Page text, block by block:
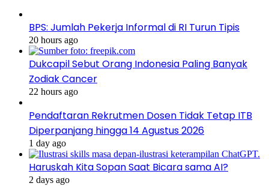
BPS: Jumlah Pekerja Informal di RI Turun Tipis
20 hours ago
Dukcapil Sebut Orang Indonesia Paling Banyak
Zodiak Cancer
22 hours ago
Pendaftaran Rekrutmen Dosen Tidak Tetap ITB
Diperpanjang hingga 14 Agustus 2026
1 day ago
Haruskah Kita Sopan Saat Bicara sama AI?
2 days ago